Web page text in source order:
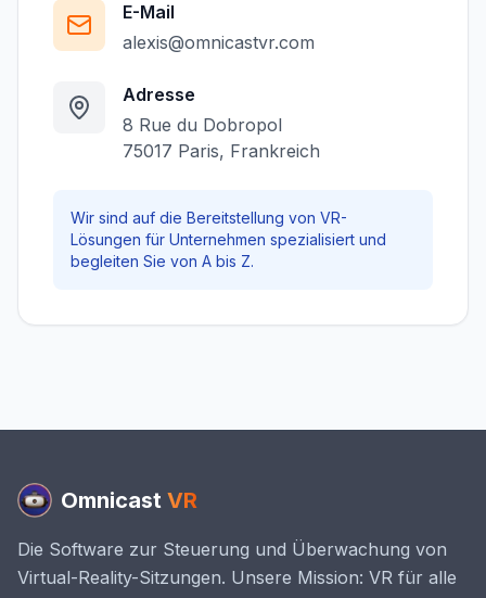
E-Mail
alexis@omnicastvr.com
Adresse
8 Rue du Dobropol
75017 Paris, Frankreich
Wir sind auf die Bereitstellung von VR-
Lösungen für Unternehmen spezialisiert und
begleiten Sie von A bis Z.
Omnicast VR
Die Software zur Steuerung und Überwachung von
Virtual-Reality-Sitzungen. Unsere Mission: VR für alle